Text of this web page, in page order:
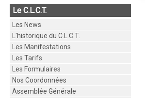
Le C.L.C.T.
Les News
L'historique du C.L.C.T.
Les Manifestations
Les Tarifs
Les Formulaires
Nos Coordonnées
Assemblée Générale